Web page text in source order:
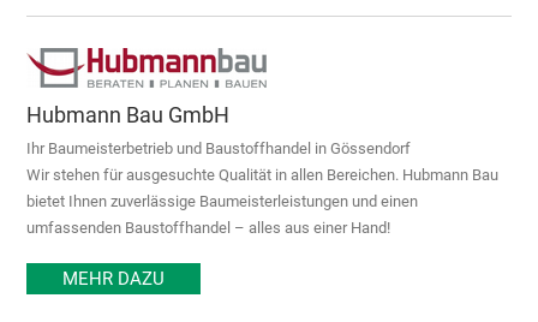
Hubmann Bau GmbH
Ihr Baumeisterbetrieb und Baustoffhandel in Gössendorf
Wir stehen für ausgesuchte Qualität in allen Bereichen. Hubmann Bau
bietet Ihnen zuverlässige Baumeisterleistungen und einen
umfassenden Baustoffhandel – alles aus einer Hand!
MEHR DAZU